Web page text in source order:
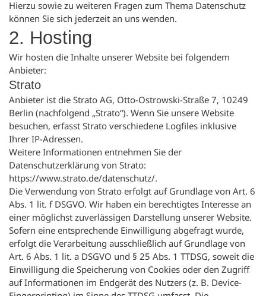
Hierzu sowie zu weiteren Fragen zum Thema Datenschutz
können Sie sich jederzeit an uns wenden.
2. Hosting
Wir hosten die Inhalte unserer Website bei folgendem
Anbieter:
Strato
Anbieter ist die Strato AG, Otto-Ostrowski-Straße 7, 10249
Berlin (nachfolgend „Strato“). Wenn Sie unsere Website
besuchen, erfasst Strato verschiedene Logfiles inklusive
Ihrer IP-Adressen.
Weitere Informationen entnehmen Sie der
Datenschutzerklärung von Strato:
https://www.strato.de/datenschutz/.
Die Verwendung von Strato erfolgt auf Grundlage von Art. 6
Abs. 1 lit. f DSGVO. Wir haben ein berechtigtes Interesse an
einer möglichst zuverlässigen Darstellung unserer Website.
Sofern eine entsprechende Einwilligung abgefragt wurde,
erfolgt die Verarbeitung ausschließlich auf Grundlage von
Art. 6 Abs. 1 lit. a DSGVO und § 25 Abs. 1 TTDSG, soweit die
Einwilligung die Speicherung von Cookies oder den Zugriff
auf Informationen im Endgerät des Nutzers (z. B. Device-